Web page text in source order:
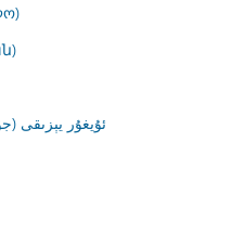
ئۇيغۇر يېزىقى